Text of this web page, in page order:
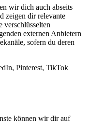
wir dich auch abseits
zeigen dir relevante
verschlüsselten
externen Anbietern
sofern du deren
Pinterest, TikTok
können wir dir auf